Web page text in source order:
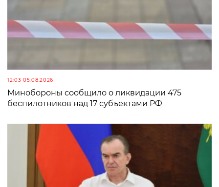
12:03 05.08.2026
Минобороны сообщило о ликвидации 475
беспилотников над 17 субъектами РФ